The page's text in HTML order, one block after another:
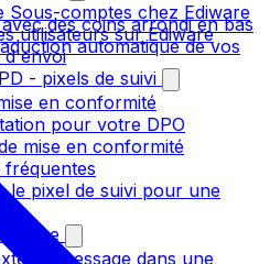
Sous-comptes chez Ediware
utilisateurs sur Ediware
d'envoi
- pixels de suivi
en conformité
pour votre DPO
mise en conformité
fréquentes
le pixel de suivi pour une
du message dans une
des coins arrondi en bas
automatique de vos